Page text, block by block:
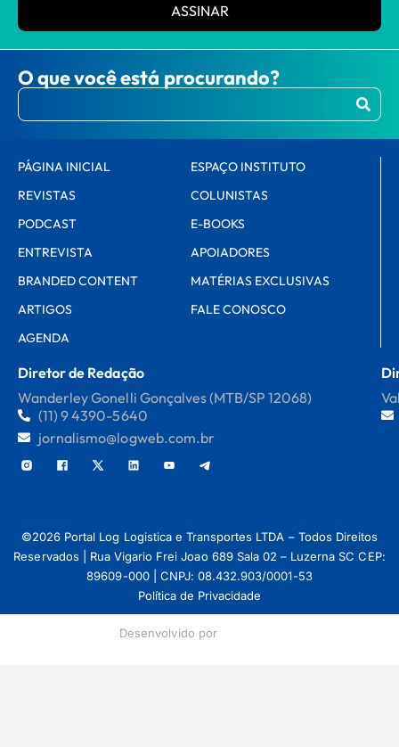
ASSINAR
O que você está procurando?
PÁGINA INICIAL
REVISTAS
PODCAST
ENTREVISTA
BRANDED CONTENT
ARTIGOS
AGENDA
ESPAÇO INSTITUTO
COLUNISTAS
E-BOOKS
APOIADORES
MATÉRIAS EXCLUSIVAS
FALE CONOSCO
Diretor de Redação
Wanderley Gonelli Gonçalves (MTB/SP 12068)
(11) 9 4390-5640
jornalismo@logweb.com.br
©2026 Portal Log Logistica e Transportes LTDA – Todos Direitos
Reservados | Rua Vigario Frei Joao 689 Sala 02 – Luzerna SC CEP:
89609-000 | CNPJ: 08.432.903/0001-53
Política de Privacidade
Desenvolvido por